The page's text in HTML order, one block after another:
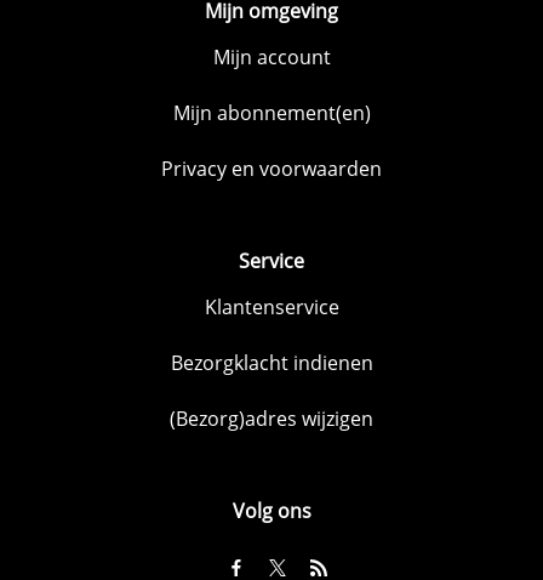
Mijn omgeving
Mijn account
Mijn abonnement(en)
Privacy en voorwaarden
Service
Klantenservice
Bezorgklacht indienen
(Bezorg)adres wijzigen
Volg ons